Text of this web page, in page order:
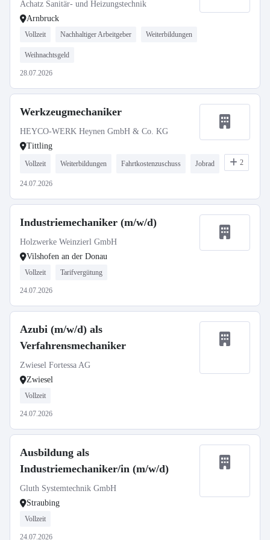
Achatz Sanitär- und Heizungstechnik
Arnbruck
Vollzeit Nachhaltiger Arbeitgeber Weiterbildungen
Weihnachtsgeld
28.07.2026
Werkzeugmechaniker
HEYCO-WERK Heynen GmbH & Co. KG
Tittling
Vollzeit Weiterbildungen Fahrtkostenzuschuss Jobrad 2
24.07.2026
Industriemechaniker (m/w/d)
Holzwerke Weinzierl GmbH
Vilshofen an der Donau
Vollzeit Tarifvergütung
24.07.2026
Azubi (m/w/d) als
Verfahrensmechaniker
Zwiesel Fortessa AG
Zwiesel
Vollzeit
24.07.2026
Ausbildung als
Industriemechaniker/in (m/w/d)
Gluth Systemtechnik GmbH
Straubing
Vollzeit
24.07.2026